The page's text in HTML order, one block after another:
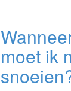
moet ik